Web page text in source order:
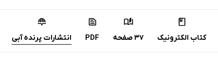
کتاب الکترونیک 37 صفحه PDF انتشارات پرنده آبی